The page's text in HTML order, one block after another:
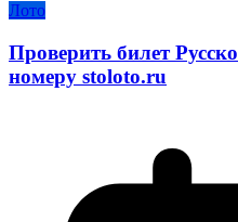
Лото
Проверить билет
номеру stoloto.ru